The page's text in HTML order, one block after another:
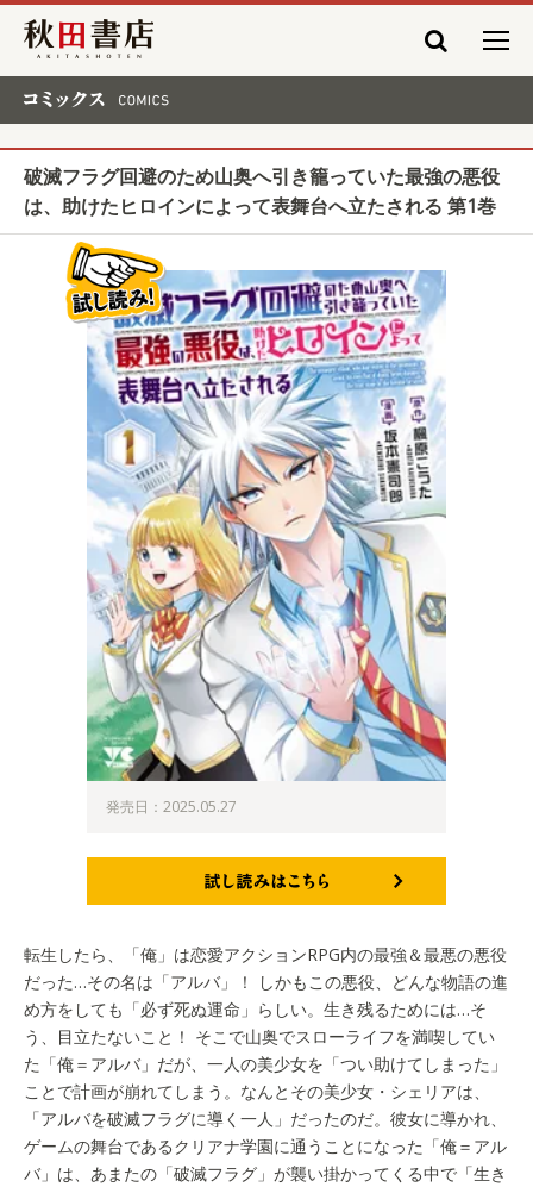
秋田書店
破滅フラグ回避のため山奥へ引き籠っていた最強の悪役
は、助けたヒロインによって表舞台へ立たされる 第1巻
発売日：2025.05.27
転生したら、「俺」は恋愛アクションRPG内の最強＆最悪の悪役
だった…その名は「アルバ」！ しかもこの悪役、どんな物語の進
め方をしても「必ず死ぬ運命」らしい。生き残るためには…そ
う、目立たないこと！ そこで山奥でスローライフを満喫してい
た「俺＝アルバ」だが、一人の美少女を「つい助けてしまった」
ことで計画が崩れてしまう。なんとその美少女・シェリアは、
「アルバを破滅フラグに導く一人」だったのだ。彼女に導かれ、
ゲームの舞台であるクリアナ学園に通うことになった「俺＝アル
バ」は、あまたの「破滅フラグ」が襲い掛かってくる中で「生き